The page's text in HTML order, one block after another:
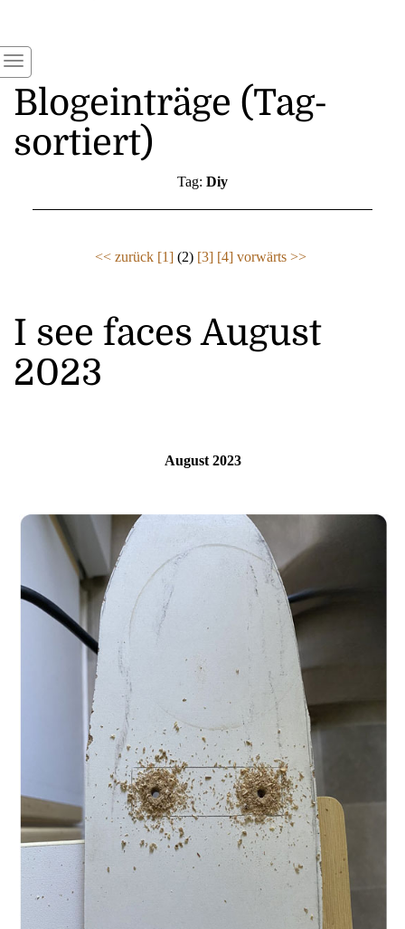
Blogeinträge (Tag-
sortiert)
Tag: Diy
<< zurück [1] (2) [3] [4] vorwärts >>
I see faces August
2023
August 2023